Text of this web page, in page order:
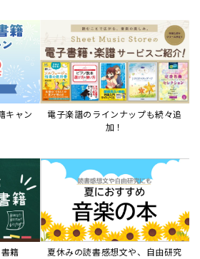
キャン
電子楽譜のラインナップも続々追
加！
籍
夏休みの読書感想文や、自由研究